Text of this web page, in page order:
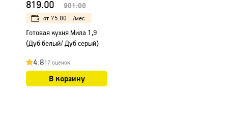
819.00 901.00
от 75.00 /мес.
Готовая кухня Мила 1,9
(Дуб белый/ Дуб серый)
4.817 оценок
В корзину